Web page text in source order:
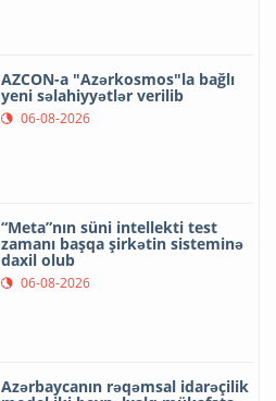
AZCON-a "Azərkosmos"la bağlı
yeni səlahiyyətlər verilib
06-08-2026
“Meta”nın süni intellekti test
zamanı başqa şirkətin sisteminə
daxil olub
06-08-2026
Azərbaycanın rəqəmsal idarəçilik